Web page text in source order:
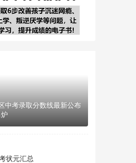
中考录取分数线最新公布
状元汇总